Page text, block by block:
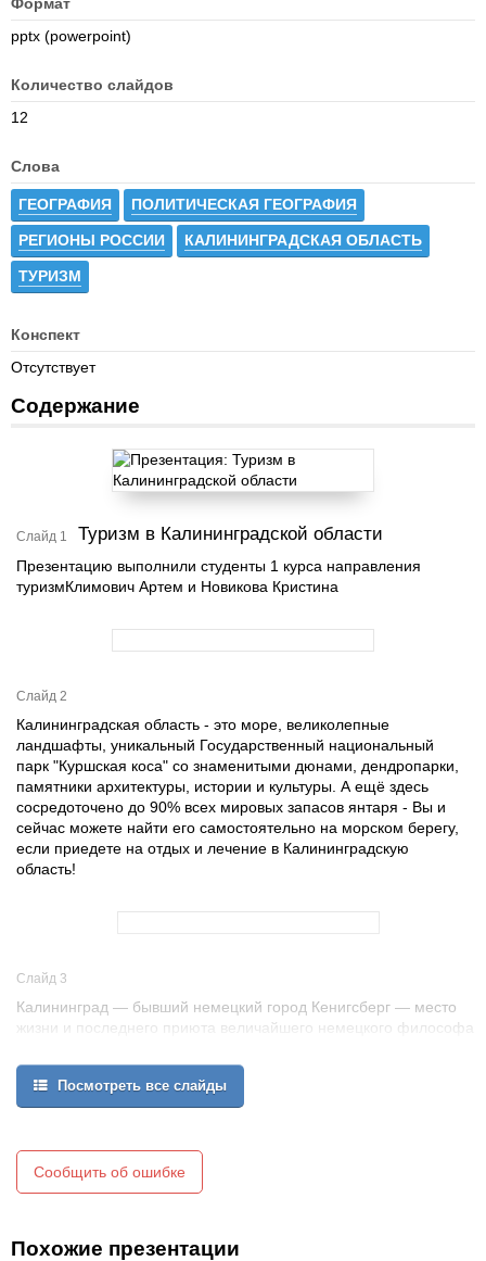
pptx (powerpoint)
Количество слайдов
12
Слова
ГЕОГРАФИЯ ПОЛИТИЧЕСКАЯ ГЕОГРАФИЯ
РЕГИОНЫ РОССИИ КАЛИНИНГРАДСКАЯ ОБЛАСТЬ
ТУРИЗМ
Конспект
Отсутствует
Содержание
Слайд 1 Туризм в Калининградской области
Презентацию выполнили студенты 1 курса направления
туризмКлимович Артем и Новикова Кристина
Слайд 2
Калининградская область - это море, великолепные
ландшафты, уникальный Государственный национальный
парк "Куршская коса" со знаменитыми дюнами, дендропарки,
памятники архитектуры, истории и культуры. А ещё здесь
сосредоточено до 90% всех мировых запасов янтаря - Вы и
сейчас можете найти его самостоятельно на морском берегу,
если приедете на отдых и лечение в Калининградскую
область!
Слайд 3
Калининград — бывший немецкий город Кенигсберг — место
жизни и последнего приюта величайшего немецкого философа
по дороге туда обратите внимание на мемориальную доску в
честь великого философа, на которой написано его известное
изречение о звездном небе над головой и моральном законе
название острова Канта.
Посмотреть все слайды
Сообщить об ошибке
Похожие презентации